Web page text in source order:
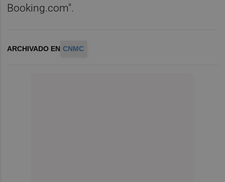
Booking.com".
ARCHIVADO EN CNMC